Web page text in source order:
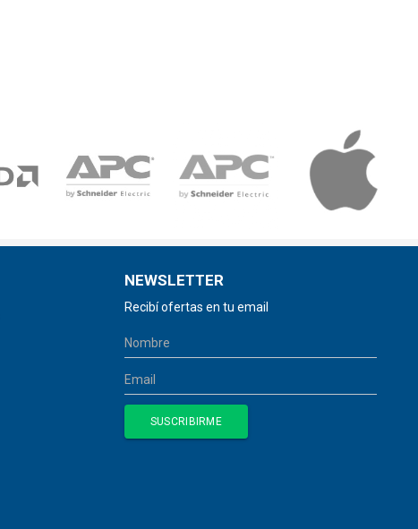
NEWSLETTER
Recibí ofertas en tu email